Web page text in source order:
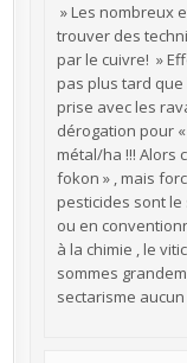
» Les nombreux
trouver des
par le cuivre! »
pas plus tard que
prise avec les
dérogation pour
métal/ha !!! Alors
fokon » , mais
pesticides sont
ou en
à la chimie , le
sommes
sectarisme aucun